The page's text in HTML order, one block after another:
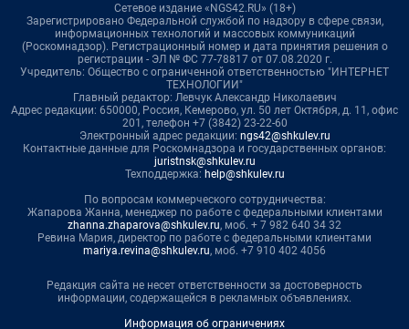
Сетевое издание «NGS42.RU» (18+)
Зарегистрировано Федеральной службой по надзору в сфере связи,
информационных технологий и массовых коммуникаций
(Роскомнадзор). Регистрационный номер и дата принятия решения о
регистрации - ЭЛ № ФС 77-78817 от 07.08.2020 г.
Учредитель: Общество с ограниченной ответственностью "ИНТЕРНЕТ
ТЕХНОЛОГИИ"
Главный редактор: Левчук Александр Николаевич
Адрес редакции: 650000, Россия, Кемерово, ул. 50 лет Октября, д. 11, офис
201, телефон +7 (3842) 23-22-60
Электронный адрес редакции: ngs42@shkulev.ru
Контактные данные для Роскомнадзора и государственных органов:
juristnsk@shkulev.ru
Техподдержка: help@shkulev.ru
По вопросам коммерческого сотрудничества:
Жапарова Жанна, менеджер по работе с федеральными клиентами
zhanna.zhaparova@shkulev.ru, моб. + 7 982 640 34 32
Ревина Мария, директор по работе с федеральными клиентами
mariya.revina@shkulev.ru, моб. +7 910 402 4056
Редакция сайта не несет ответственности за достоверность
информации, содержащейся в рекламных объявлениях.
Информация об ограничениях